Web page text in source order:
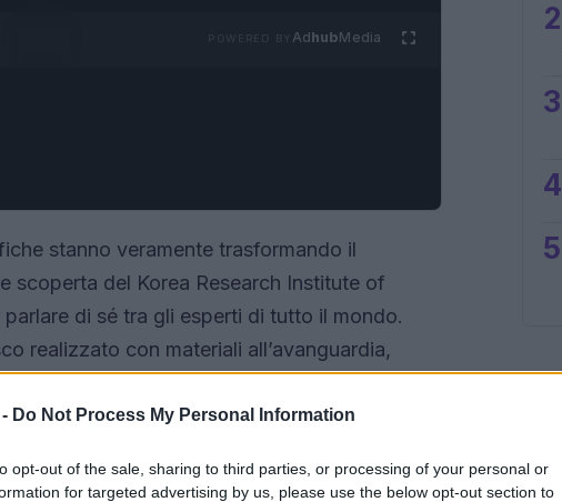
Do Not Process My Personal Information
opt-out of the sale, sharing to third parties, or processing of your personal or
for targeted advertising by us, please use the below opt-out section to
AdhubMedia
stanno veramente trasformando il
scoperta del Korea Research Institute of
di sé tra gli esperti di tutto il mondo.
realizzato con materiali all’avanguardia,
sembra fantascienza, ma potrebbe
non si limita a diagnosticare la malattia;
dei pazienti, aprendo così nuove
2
3
4
5